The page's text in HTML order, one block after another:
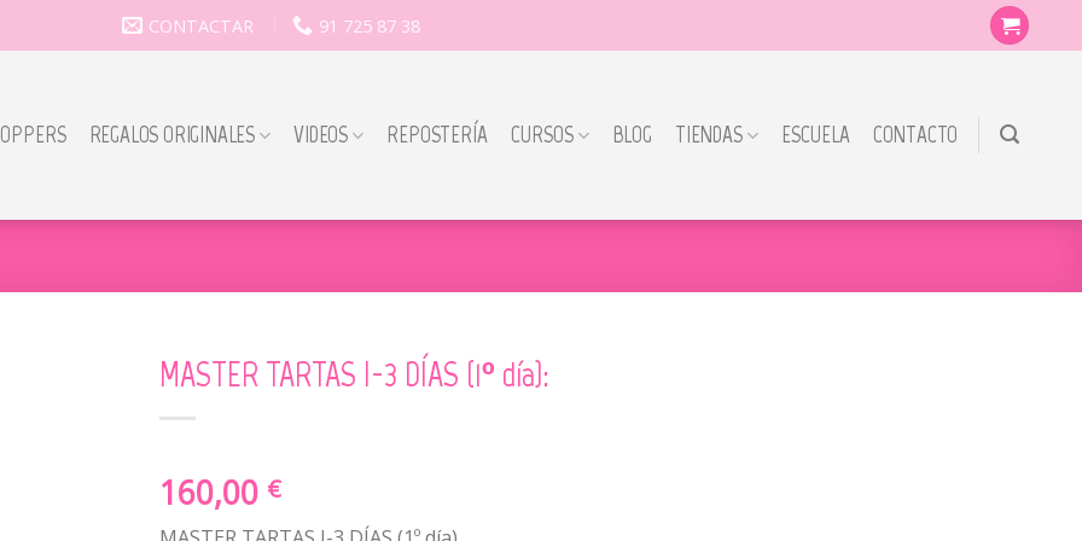
CONTACTAR 91 725 87 38
REGALOS ORIGINALES VIDEOS REPOSTERÍA CURSOS BLOG TIENDAS ESCUELA CONTACTO
MASTER TARTAS I-3 DÍAS (1º día):
160,00 €